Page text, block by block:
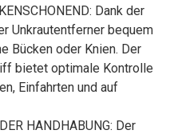
Dank der
Unkrautentferner bequem
Bücken oder Knien. Der
bietet optimale Kontrolle
Einfahrten und auf
HANDHABUNG: Der